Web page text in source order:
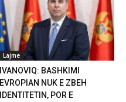
Lajme
IVANOVIQ: BASHKIMI
EVROPIAN NUK E ZBEH
IDENTITETIN, POR E